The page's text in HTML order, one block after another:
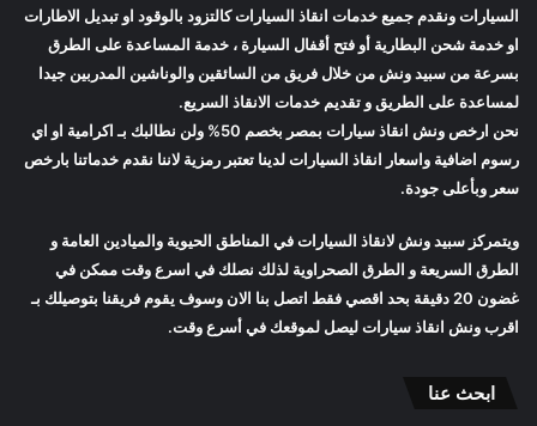
السيارات ونقدم جميع خدمات انقاذ السيارات كالتزود بالوقود او تبديل الاطارات
او خدمة شحن البطارية أو فتح أقفال السيارة ، خدمة المساعدة على الطرق
بسرعة من سبيد ونش من خلال فريق من السائقين والوناشين المدربين جيدا
لمساعدة على الطريق و تقديم خدمات الانقاذ السريع.
نحن ارخص ونش انقاذ سيارات
بمصر بخصم 50% ولن نطالبك بـ اكرامية او اي
رسوم اضافية واسعار انقاذ السياراتلدينا تعتبر رمزية لاننا نقدم خدماتنا بارخص
سعر وبأعلى جودة.
ويتمركز سبيد ونش لانقاذ السيارات في المناطق الحيوية والميادين العامة و
الطرق السريعة و الطرق الصحراوية لذلك نصلك في اسرع وقت ممكن في
غضون 20 دقيقة بحد اقصي فقط اتصل بنا الان وسوف يقوم فريقنا بتوصيلك بـ
اقربونش انقاذ سياراتليصل لموقعك في أسرع وقت.
ابحث عنا